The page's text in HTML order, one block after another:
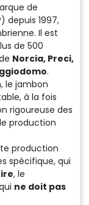
de
depuis 1997,
Il est
de 500
Norcia, Preci,
.
le jambon
à la fois
rigoureuse des
production
production
spécifique, qui
, le
ne doit pas